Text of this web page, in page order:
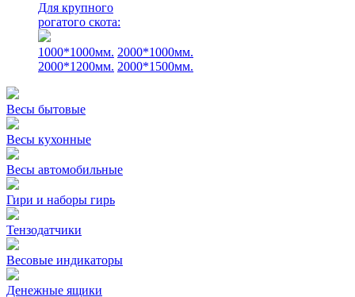
Для крупного
рогатого скота:
1000*1000мм. 2000*1000мм.
2000*1200мм. 2000*1500мм.
Весы бытовые
Весы кухонные
Весы автомобильные
Гири и наборы гирь
Тензодатчики
Весовые индикаторы
Денежные ящики